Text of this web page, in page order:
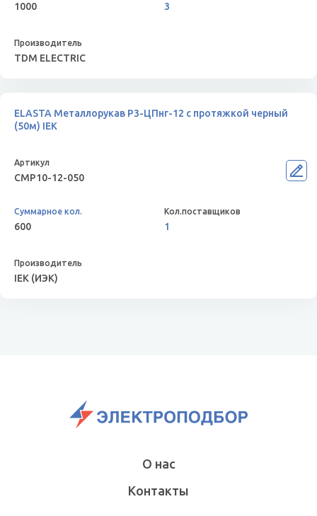
1000 3
TDM ELECTRIC
ELASTA Металлорукав Р3-ЦПнг-12 с протяжкой черный
(50м) IEK
CMP10-12-050
600 1
IEK (ИЭК)
О нас
Контакты